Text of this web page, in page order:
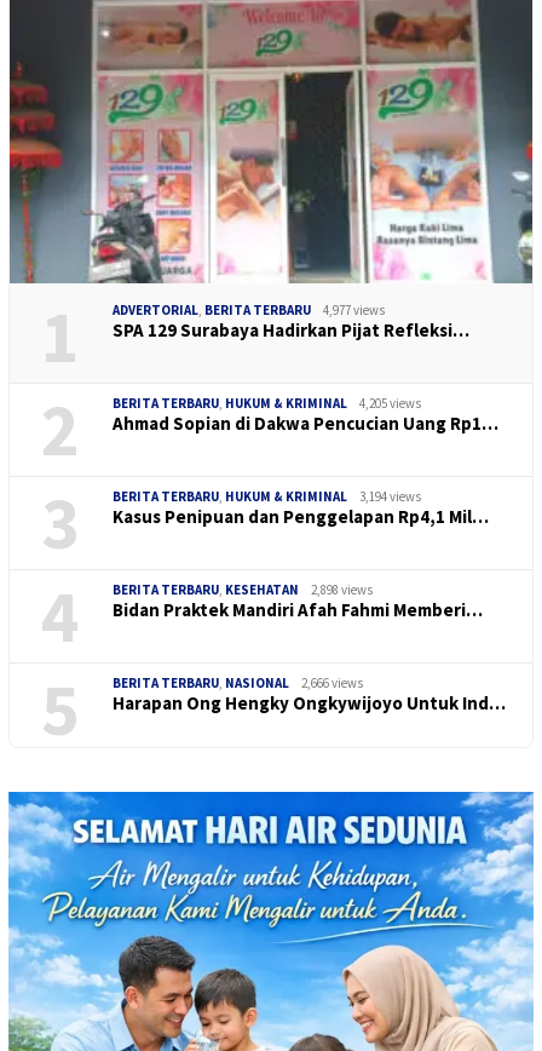
1 ADVERTORIAL, BERITA TERBARU 4,977 views
SPA 129 Surabaya Hadirkan Pijat Refleksi…
2 BERITA TERBARU, HUKUM & KRIMINAL 4,205 views
Ahmad Sopian di Dakwa Pencucian Uang Rp1…
3 BERITA TERBARU, HUKUM & KRIMINAL 3,194 views
Kasus Penipuan dan Penggelapan Rp4,1 Mil…
4 BERITA TERBARU, KESEHATAN 2,898 views
Bidan Praktek Mandiri Afah Fahmi Memberi…
5 BERITA TERBARU, NASIONAL 2,666 views
Harapan Ong Hengky Ongkywijoyo Untuk Ind…